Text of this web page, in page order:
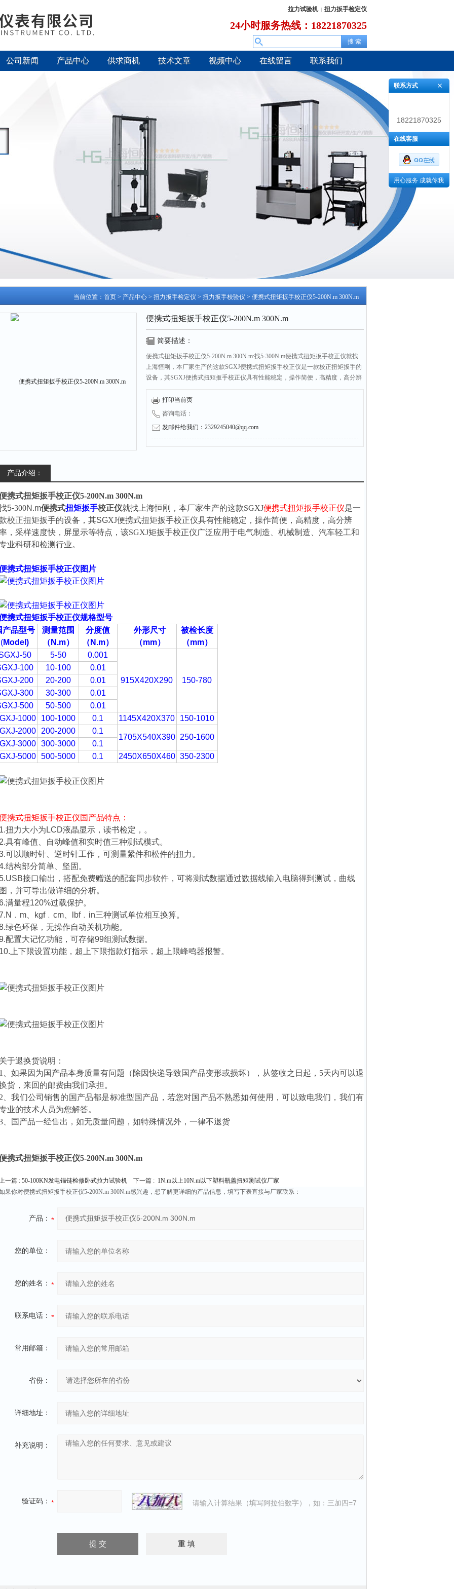
拉力试验机 | 扭力扳手检定仪
24小时服务热线：18221870325
公司新闻 产品中心 供求商机 技术文章 视频中心 在线留言 联系我们
当前位置： 首页 > 产品中心 > 扭力扳手检定仪 > 扭力扳手校验仪 > 便携式扭矩扳手校正仪5-200N.m 300N.m
便携式扭矩扳手校正仪5-200N.m 300N.m
简要描述：
便携式扭矩扳手校正仪5-200N.m 300N.m:找5-300N.m便携式扭矩扳手校正仪就找
上海恒刚，本厂家生产的这款SGXJ便携式扭矩扳手校正仪是一款校正扭矩扳手的
设备，其SGXJ便携式扭矩扳手校正仪具有性能稳定，操作简便，高精度，高分辨
率，采样速度快，屏显示等特点，该SGXJ矩扳手校正仪广泛应用于电气制造、机
械制造、汽车轻工和专业科研和检测行业。
打印当前页
咨询电话：
发邮件给我们：2329245040@qq.com
产品介绍：
携式扭矩扳手校正仪5-200N.m 300N.m
5-300N.m便携式扭矩扳手校正仪就找上海恒刚 ，本厂家生产的这款SGXJ便携式扭矩扳手校正仪是一
校正扭矩扳手的设备，其SGXJ便携式扭矩扳手校正仪具有性能稳定，操作简便，高精度，高分辨
，采样速度快，屏显示等特点，该SGXJ矩扳手校正仪广泛应用于电气制造、机械制造、汽车轻工和
业科研和检测行业。
携式扭矩扳手校正仪图片
携式扭矩扳手校正仪规格型号
产品型号
(Model)
测量范围
（N.m）
分度值
（N.m）
外形尺寸
（mm）
被检长度
（mm）
50
5-50 0.001
915X420X290 150-780
100 10-100
0.01
200
20-200
0.01
300
30-300
0.01
500
50-500
0.01
1000
100-1000 0.1 1145X420X370
150-1010
2000
200-2000 0.1
1705X540X390 250-1600
3000 300-3000
0.1
5000
500-5000 0.1 2450X650X460 350-2300
携式扭矩扳手校正仪国产品特点：
1.扭力大小为LCD液晶显示，读书检定，。
2.具有峰值、自动峰值和实时值三种测试模式。
可以顺时针、逆时针工作，可测量紧件和松件的扭力。
结构部分简单、坚固。
5.USB接口输出，搭配免费赠送的配套同步软件，可将测试数据通过数据线输入电脑得到测试，曲线
图，并可导出做详细的分析。
满量程120%过载保护。
、kgf﹒cm、lbf﹒in三种测试单位相互换算。
绿色环保，无操作自动关机功能。
配置大记忆功能，可存储99组测试数据。
10.上下限设置功能，超上下限指款灯指示，超上限峰鸣器报警。
关于退换货说明：
1、如果因为国产品本身质量有问题（除因快递导致国产品变形或损坏），从签收之日起，5天内可以退
货，来回的邮费由我们承担。
2、我们公司销售的国产品都是标准型国产品，若您对国产品不熟悉如何使用，可以致电我们，我们有
业的技术人员为您解答。
、国产品一经售出，如无质量问题，如特殊情况外，一律不退货
携式扭矩扳手校正仪5-200N.m 300N.m
一篇 : 50-100KN发电锚链检修卧式拉力试验机 下一篇 : 1N.m以上10N.m以下塑料瓶盖扭矩测试仪厂家
果你对便携式扭矩扳手校正仪5-200N.m 300N.m感兴趣，想了解更详细的产品信息，填写下表直接与厂家联系：
产品：
您的单位：
您的姓名：
联系电话：
常用邮箱：
省份：
详细地址：
补充说明：
验证码： 请输入计算结果（填写阿拉伯数字），如：三加四=7
联系方式
18221870325
在线客服
用心服务 成就你我